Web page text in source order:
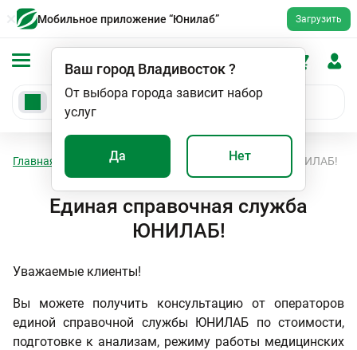
Мобильное приложение “Юнилаб” Загрузить
Ваш город Владивосток?
От выбора города зависит набор
услуг
Да Нет
Главная Новости Единая справочная служба ЮНИЛАБ!
Единая справочная служба
ЮНИЛАБ!
Уважаемые клиенты!
Вы можете получить консультацию от операторов
единой справочной службы ЮНИЛАБ по стоимости,
подготовке к анализам, режиму работы медицинских